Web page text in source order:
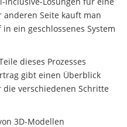
Seite kauft man
ein geschlossenes System
dieses Prozesses
gibt einen Überblick
verschiedenen Schritte
3D-Modellen